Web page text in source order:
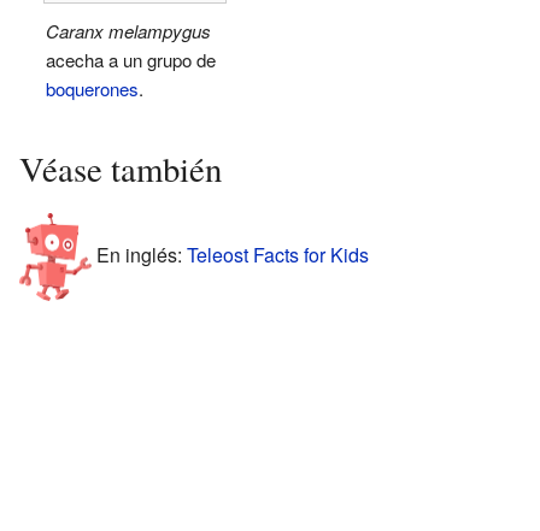
Caranx melampygus
acecha a un grupo de
boquerones.
Véase también
En inglés: Teleost Facts for Kids